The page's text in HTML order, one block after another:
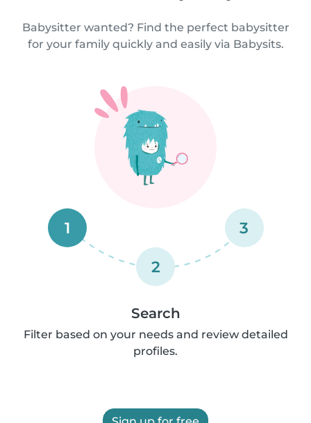
Babysitter wanted? Find the perfect babysitter
for your family quickly and easily via Babysits.
1
2
3
Search
Filter based on your needs and review detailed
profiles.